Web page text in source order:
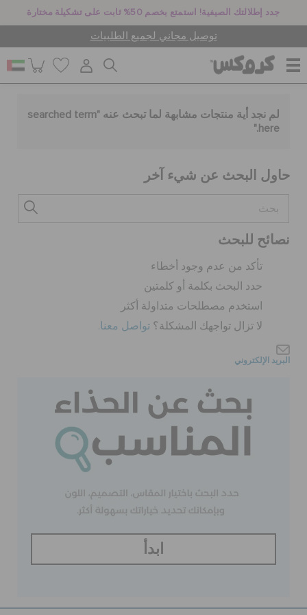
جدد إطلالتك الصيفية! استمتع بخصم 50% ثابت على تشكيلة مختارة
توصيل مجاني لجميع الطلبيات
للنساء
أطفال
كروكس لمكان العمل
الحقائب
تسجيل الدخول / اشتراك
لم نجد أية منتجات مشابهة لما تبحث عنه "searched term
here
."
حاول البحث عن شيء آخر
نصائح للبحث
تأكد من عدم وجود أخطاء
حدد البحث بكلمة أو كلمتين
استخدم مصطلحات متداولة أكثر
لا تزال تواجهك المشكلة؟ تواصل معنا.
البريد الإلكتروني
ابدأ